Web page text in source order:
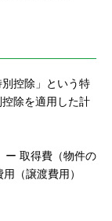
控除」という特
除を適用した計
ー 取得費（物件の
（譲渡費用）